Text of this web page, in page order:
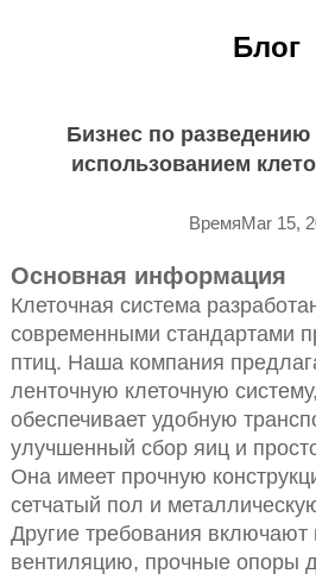
Блог
Бизнес по разведению
использованием
ВремяMar 15,
Основная информация
Клеточная система
современными стандартами
птиц. Наша компания
ленточную клеточную
обеспечивает удобную
улучшенный сбор яиц и
Она имеет прочную
сетчатый пол и
Другие требования
вентиляцию, прочные опоры